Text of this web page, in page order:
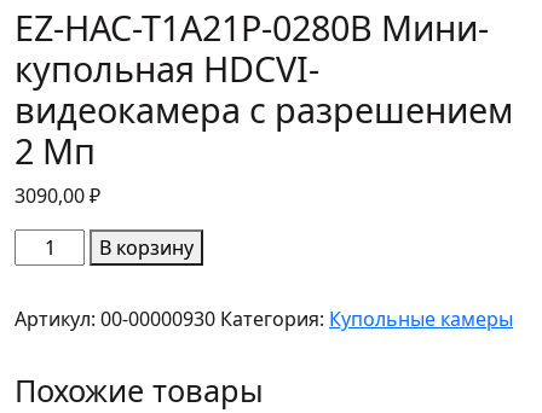
EZ-HAC-T1A21P-0280B Мини-
купольная HDCVI-
видеокамера с разрешением
2 Мп
3090,00₽
Количество
товара
HAC-
0280B
В корзину
Артикул: 00-00000930 Категория: Купольные камеры
Похожие товары